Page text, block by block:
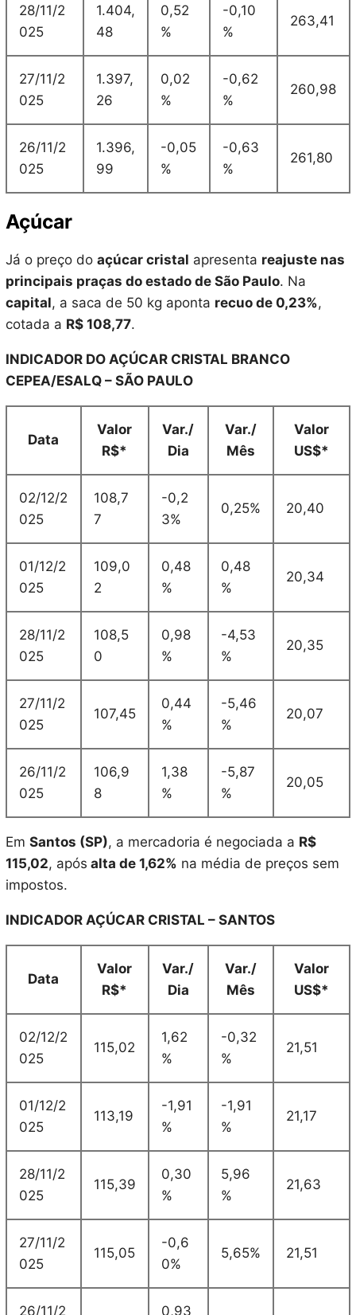
28/11/2
025
1.404,
48
0,52
%
-0,10
%
263,41
27/11/2
025
1.397,
26
0,02
%
-0,62
%
260,98
26/11/2
025
1.396,
99
-0,05
%
-0,63
%
261,80
Açúcar
Já o preço do açúcar cristal apresenta reajuste nas
principais praças do estado de São Paulo. Na
capital, a saca de 50 kg aponta recuo de 0,23%,
cotada a R$ 108,77.
INDICADOR DO AÇÚCAR CRISTAL BRANCO
CEPEA/ESALQ – SÃO PAULO
Data
Valor
R$*
Var./
Dia
Var./
Mês
Valor
US$*
02/12/2
025
108,7
7
-0,2
3%
0,25% 20,40
01/12/2
025
109,0
2
0,48
%
0,48
%
20,34
28/11/2
025
108,5
0
0,98
%
-4,53
%
20,35
27/11/2
025
107,45
0,44
%
-5,46
%
20,07
26/11/2
025
106,9
8
1,38
%
-5,87
%
20,05
Em Santos (SP), a mercadoria é negociada a R$
115,02, após alta de 1,62% na média de preços sem
impostos.
INDICADOR AÇÚCAR CRISTAL – SANTOS
Data
Valor
R$*
Var./
Dia
Var./
Mês
Valor
US$*
02/12/2
025
115,02
1,62
%
-0,32
%
21,51
01/12/2
025
113,19
-1,91
%
-1,91
%
21,17
28/11/2
025
115,39
0,30
%
5,96
%
21,63
27/11/2
025
115,05
-0,6
0%
5,65% 21,51
26/11/2 0,93